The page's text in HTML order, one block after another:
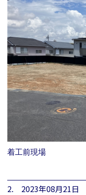
着工前現場
2. 2023年08月21日